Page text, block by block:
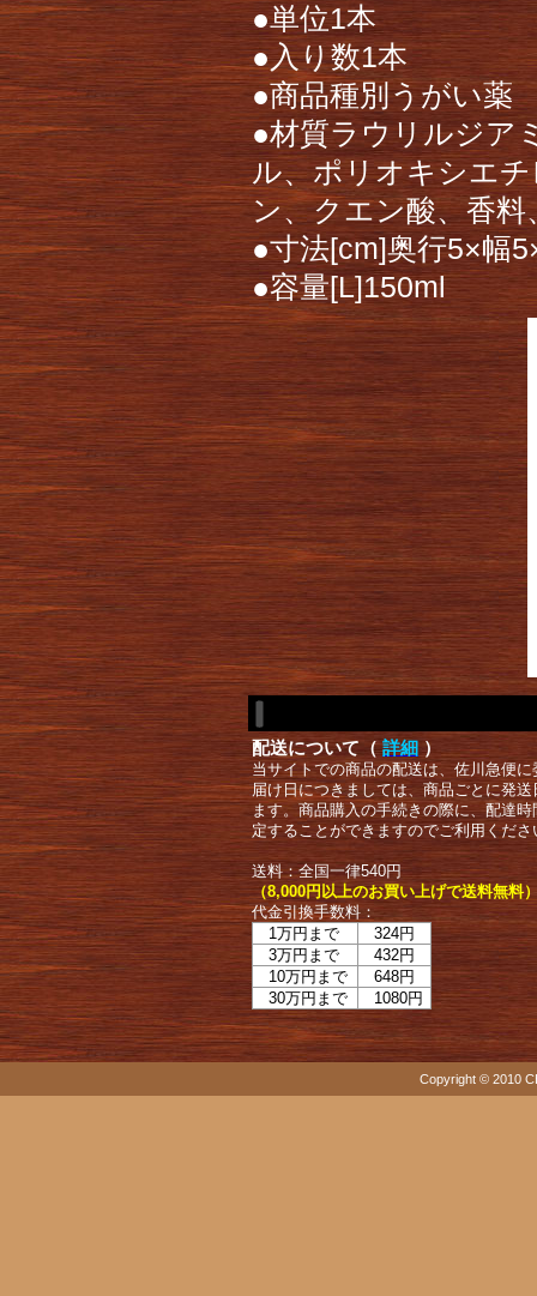
●単位1本
●入り数1本
●商品種別うがい薬
●材質ラウリルジア
ル、ポリオキシエ
ン、クエン酸、香料
●寸法[cm]奥行5×幅
●容量[L]150ml
配送について（ 詳細 ）
当サイトでの商品の配送は、佐川急便
届け日につきましては、商品ごとに発
ます。商品購入の手続きの際に、配達
定することができますのでご利用くださ
送料：全国一律540円
（8,000円以上のお買い上げで送料無料
代金引換手数料：
1万円まで
324円
3万円まで
432円
10万円まで
648円
30万円まで
1080円
Copyright © 2010